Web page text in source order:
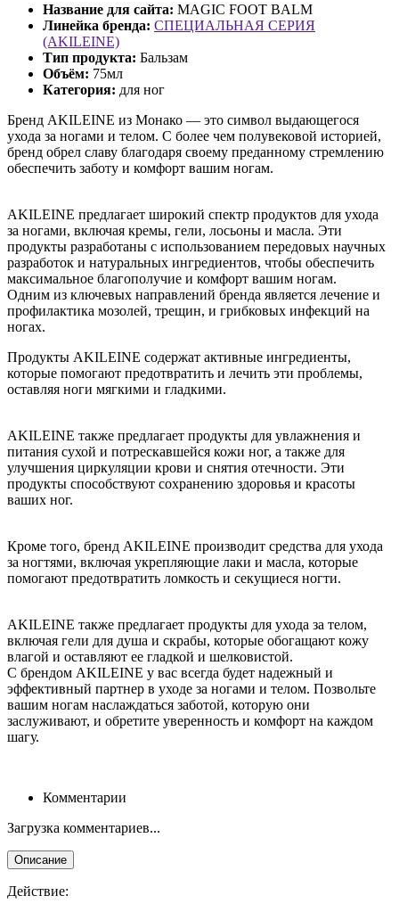
Название для сайта: MAGIC FOOT BALM
Линейка бренда: СПЕЦИАЛЬНАЯ СЕРИЯ
(AKILEINE)
Тип продукта: Бальзам
Объём: 75мл
Категория: для ног
Бренд AKILEINE из Монако — это символ выдающегося
ухода за ногами и телом. С более чем полувековой историей,
бренд обрел славу благодаря своему преданному стремлению
обеспечить заботу и комфорт вашим ногам.
AKILEINE предлагает широкий спектр продуктов для ухода
за ногами, включая кремы, гели, лосьоны и масла. Эти
продукты разработаны с использованием передовых научных
разработок и натуральных ингредиентов, чтобы обеспечить
максимальное благополучие и комфорт вашим ногам.
Одним из ключевых направлений бренда является лечение и
профилактика мозолей, трещин, и грибковых инфекций на
ногах.
Продукты AKILEINE содержат активные ингредиенты,
которые помогают предотвратить и лечить эти проблемы,
оставляя ноги мягкими и гладкими.
AKILEINE также предлагает продукты для увлажнения и
питания сухой и потрескавшейся кожи ног, а также для
улучшения циркуляции крови и снятия отечности. Эти
продукты способствуют сохранению здоровья и красоты
ваших ног.
Кроме того, бренд AKILEINE производит средства для ухода
за ногтями, включая укрепляющие лаки и масла, которые
помогают предотвратить ломкость и секущиеся ногти.
AKILEINE также предлагает продукты для ухода за телом,
включая гели для душа и скрабы, которые обогащают кожу
влагой и оставляют ее гладкой и шелковистой.
С брендом AKILEINE у вас всегда будет надежный и
эффективный партнер в уходе за ногами и телом. Позвольте
вашим ногам наслаждаться заботой, которую они
заслуживают, и обретите уверенность и комфорт на каждом
шагу.
Комментарии
Загрузка комментариев...
Описание
Действие: